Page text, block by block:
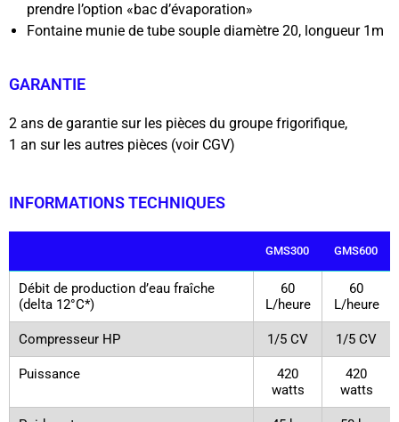
prendre l’option «bac d’évaporation»
Fontaine munie de tube souple diamètre 20, longueur 1m
GARANTIE
2 ans de garantie sur les pièces du groupe frigorifique,
1 an sur les autres pièces (voir CGV)
INFORMATIONS TECHNIQUES
GMS300 GMS600
Débit de production d’eau fraîche
(delta 12°C*)
60
L/heure
60
L/heure
Compresseur HP 1/5 CV 1/5 CV
Puissance
420
watts
420
watts